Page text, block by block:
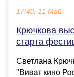
17:40, 11 Май
Крючкова
старта
Светлана
"Виват кино